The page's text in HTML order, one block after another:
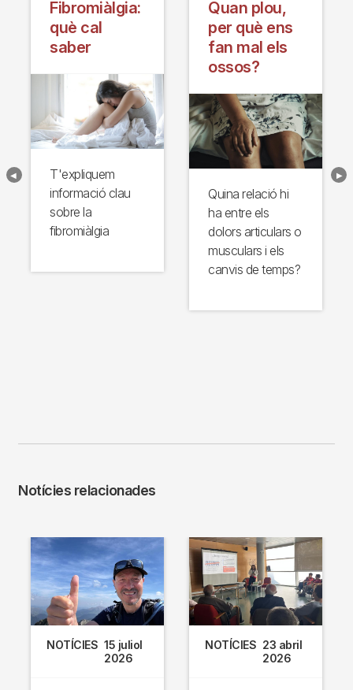
Fibromiàlgia:
què cal
saber
T'expliquem
informació clau
sobre la
fibromiàlgia
Quan plou,
per què ens
fan mal els
ossos?
Quina relació hi
ha entre els
dolors articulars o
musculars i els
canvis de temps?
Notícies relacionades
NOTÍCIES 15 juliol
2026
NOTÍCIES 23 abril
2026